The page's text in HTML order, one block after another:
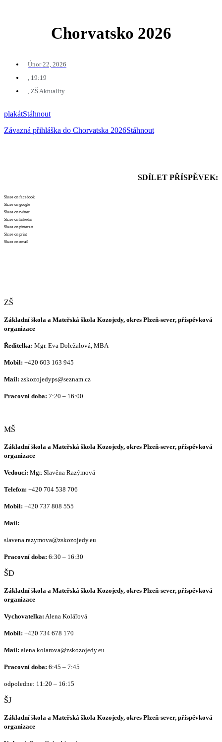
Chorvatsko 2026
Únor 22, 2026
, 19:19
, ZŠ Aktuality
plakátStáhnout
Závazná přihláška do Chorvatska 2026Stáhnout
SDÍLET PŘÍSPĚVEK:
Share on facebook
Share on google
Share on twitter
Share on linkedin
Share on pinterest
Share on print
Share on email
ZŠ
Základní škola a Mateřská škola Kozojedy, okres Plzeň-sever, příspěvková
organizace
Ředitelka: Mgr. Eva Doležalová, MBA
Mobil: +420 603 163 945
Mail: zskozojedyps@seznam.cz
Pracovní doba: 7:20 – 16:00
MŠ
Základní škola a Mateřská škola Kozojedy, okres Plzeň-sever, příspěvková
organizace
Vedoucí: Mgr. Slavěna Razýmová
Telefon: +420 704 538 706
Mobil: +420 737 808 555
Mail:
slavena.razymova@zskozojedy.eu
Pracovní doba: 6:30 – 16:30
ŠD
Základní škola a Mateřská škola Kozojedy, okres Plzeň-sever, příspěvková
organizace
Vychovatelka: Alena Kolářová
Mobil: +420 734 678 170
Mail: alena.kolarova@zskozojedy.eu
Pracovní doba: 6:45 – 7:45
odpoledne: 11:20 – 16:15
ŠJ
Základní škola a Mateřská škola Kozojedy, okres Plzeň-sever, příspěvková
organizace